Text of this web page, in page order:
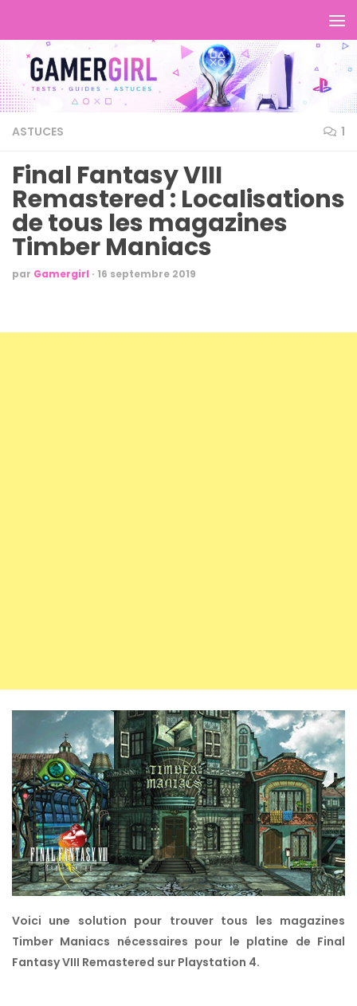
ASTUCES 1
Final Fantasy VIII
Remastered : Localisations
de tous les magazines
Timber Maniacs
par Gamergirl · 16 septembre 2019
Voici une solution pour trouver tous les magazines
Timber Maniacs nécessaires pour le platine de Final
Fantasy VIII Remastered sur Playstation 4.